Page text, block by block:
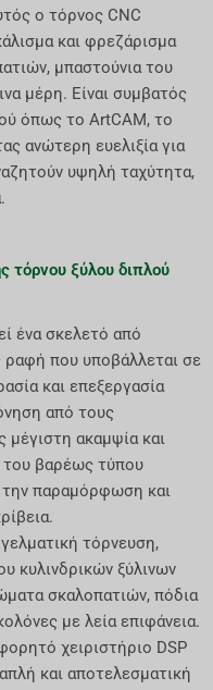
ο τόρνος CNC
και φρεζάρισμα
μπαστούνια του
μέρη. Είναι συμβατός
όπως το ArtCAM, το
ανώτερη ευελιξία για
υψηλή ταχύτητα,
τόρνου ξύλου διπλού
ένα σκελετό από
που υποβάλλεται σε
και επεξεργασία
από τους
μέγιστη ακαμψία και
βαρέως τύπου
παραμόρφωση και
τόρνευση,
κυλινδρικών ξύλινων
σκαλοπατιών, πόδια
με λεία επιφάνεια.
χειριστήριο DSP
και αποτελεσματική